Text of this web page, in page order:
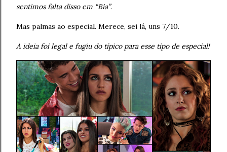
sentimos falta disso em “Bia”.
Mas palmas ao especial. Merece, sei lá, uns 7/10.
A ideia foi legal e fugiu do típico para esse tipo de especial!